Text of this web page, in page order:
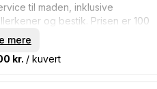
til maden, inklusive
og bestik. Prisen er 100
pr. person.
mere
kr. / kuvert